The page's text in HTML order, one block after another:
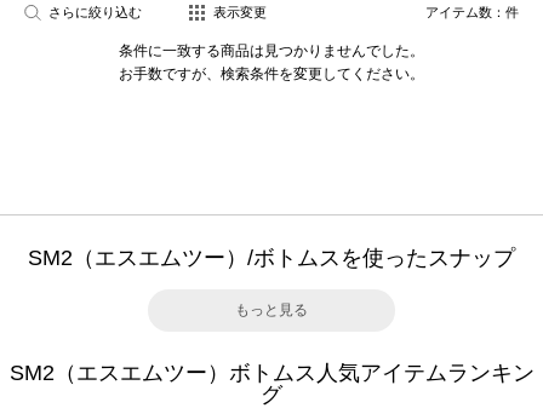
さらに絞り込む 表示変更 アイテム数： 件
条件に一致する商品は見つかりませんでした。
お手数ですが、検索条件を変更してください。
SM2（エスエムツー）/ボトムスを使ったスナップ
もっと見る
SM2（エスエムツー）ボトムス人気アイテムランキン
グ